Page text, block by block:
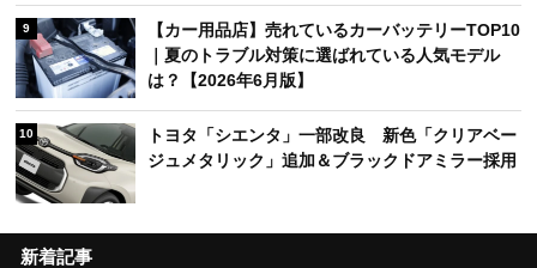
9
【カー用品店】売れているカーバッテリーTOP10
｜夏のトラブル対策に選ばれている人気モデル
は？【2026年6月版】
10
トヨタ「シエンタ」一部改良 新色「クリアベー
ジュメタリック」追加＆ブラックドアミラー採用
新着記事